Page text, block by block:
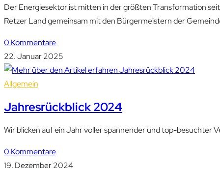
Der Energiesektor ist mitten in der größten Transformation
Retzer Land gemeinsam mit den Bürgermeistern der
0 Kommentare
22. Januar 2025
Allgemein
Jahresrückblick 2024
Wir blicken auf ein Jahr voller spannender und top-besuchter
0 Kommentare
19. Dezember 2024